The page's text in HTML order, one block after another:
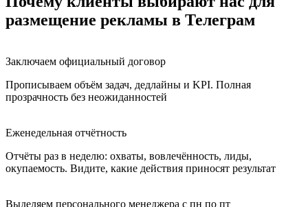
размещение рекламы в Телеграм
Заключаем официальный договор
Прописываем объём задач, дедлайны и KPI. Полная
прозрачность без неожиданностей
Еженедельная отчётность
Отчёты раз в неделю: охваты, вовлечённость, лиды,
окупаемость. Видите, какие действия приносят результат
Выделяем персонального менеджера с пн по пт